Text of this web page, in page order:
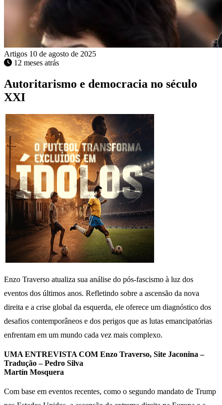
Artigos 10 de agosto de 2025
12 meses atrás
Autoritarismo e democracia no século
XXI
Enzo Traverso atualiza sua análise do pós-fascismo à luz dos
eventos dos últimos anos. Refletindo sobre a ascensão da nova
direita e a crise global da esquerda, ele oferece um diagnóstico dos
desafios contemporâneos e dos perigos que as lutas emancipatórias
enfrentam em um mundo cada vez mais complexo.
UMA ENTREVISTA COM Enzo Traverso, Site Jaconina –
Tradução –Pedro Silva
Martín Mosquera
Com base em eventos recentes, como o segundo mandato de Trump